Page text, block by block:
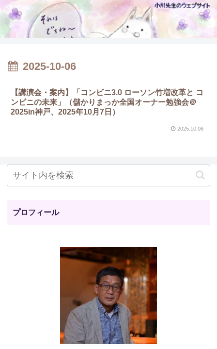
2025-10-06
【講演会・案内】「コンビニ3.0 ローソン竹増改革と コ
ンビニの未来」（儲かりまっか全国オーナー勉強会＠
2025in神戸、2025年10月7日）
2025.10.06
プロフィール